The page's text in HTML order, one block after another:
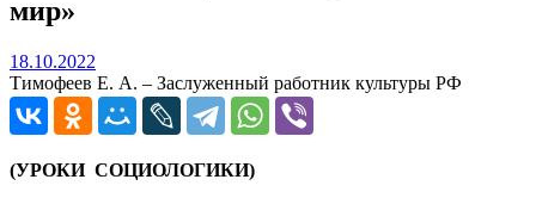
мир»
18.10.2022
Тимофеев Е. А. – Заслуженный работник культуры РФ
(УРОКИ СОЦИОЛОГИКИ)